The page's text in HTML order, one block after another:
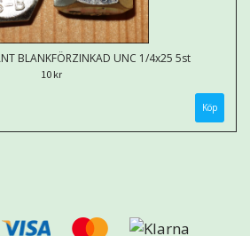
BLANKFÖRZINKAD UNC 1/4x25 5st
10 kr